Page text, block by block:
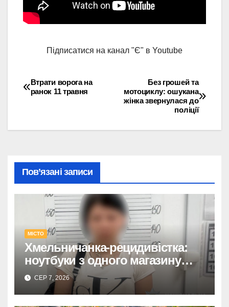
Підписатися на канал "Є" в Youtube
Навігація
Без грошей та
мотоциклу: ошукана
жінка звернулася до
поліції
Втрати ворога на
ранок 11 травня
Пов’язані записи
МІСТО
Хмельничанка-рецидивістка:
ноутбуки з одного магазину
крала двічі
СЕР 7, 2026